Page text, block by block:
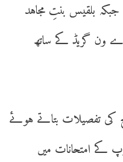
بلقیس بنتِ مجاہد
نے 913 نمبرز اے ون گریڈ کے ساتھ
کی تفصیلات بتاتے ہوئے
کے امتحانات میں